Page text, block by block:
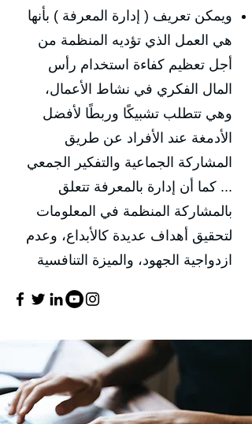
ويمكن تعريف ( إدارة المعرفة ) بأنها
هي العمل الذي تؤديه المنظمة من
أجل تعظيم كفاءة استخدام رأس
المال الفكري في نشاط الأعمال،
وهي تتطلب تشبيكًا وربطًا لأفضل
الأدمغة عند الأفراد عن طريق
المشاركة الجماعية والتفكير الجمعي
... كما أن إدارة بالمعرفة تتعلق
بالمشاركة المنظمة في المعلومات
لتحقيق أهداف عديدة كالأبداع، وعدم
ازدواجية الجهود، والميزة التنافسية